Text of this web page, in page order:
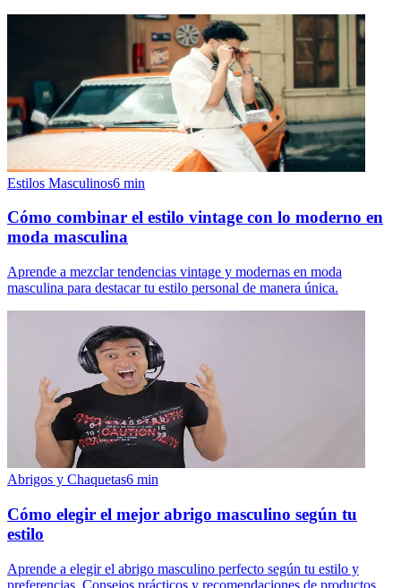
Estilos Masculinos6 min
Cómo combinar el estilo vintage con lo moderno en
moda masculina
Aprende a mezclar tendencias vintage y modernas en moda
masculina para destacar tu estilo personal de manera única.
Abrigos y Chaquetas6 min
Cómo elegir el mejor abrigo masculino según tu
estilo
Aprende a elegir el abrigo masculino perfecto según tu estilo y
preferencias. Consejos prácticos y recomendaciones de productos